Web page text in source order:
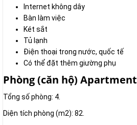
Internet không dây
Bàn làm việc
Két sắt
Tủ lạnh
Điện thoại trong nước, quốc tế
Có thể đặt thêm giường phụ
Phòng (căn hộ) Apartment
Tổng số phòng: 4.
Diện tích phòng (m2): 82.